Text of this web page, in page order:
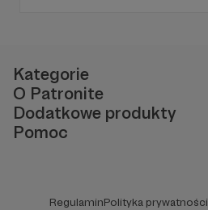
Kategorie
O Patronite
Dodatkowe produkty
Pomoc
RegulaminPolityka prywatności